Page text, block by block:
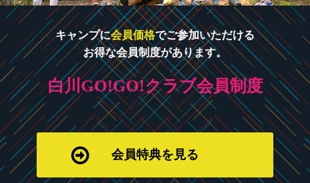
キャンプに会員価格でご参加いただける
お得な会員制度があります。
白川GO!GO!クラブ会員制度
会員特典を見る